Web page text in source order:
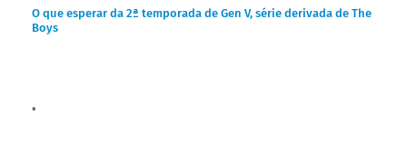
O que esperar da 2ª temporada de Gen V, série derivada de The
Boys